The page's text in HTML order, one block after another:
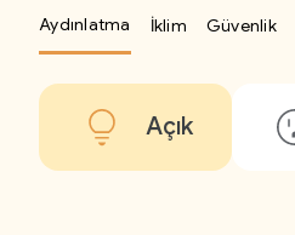
Aydınlatma İklim Güvenlik
Açık